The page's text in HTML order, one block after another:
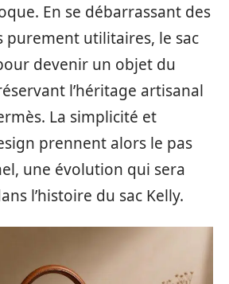
En se débarrassant des
purement utilitaires, le sac
devenir un objet du
l’héritage artisanal
La simplicité et
prennent alors le pas
une évolution qui sera
l’histoire du sac Kelly.